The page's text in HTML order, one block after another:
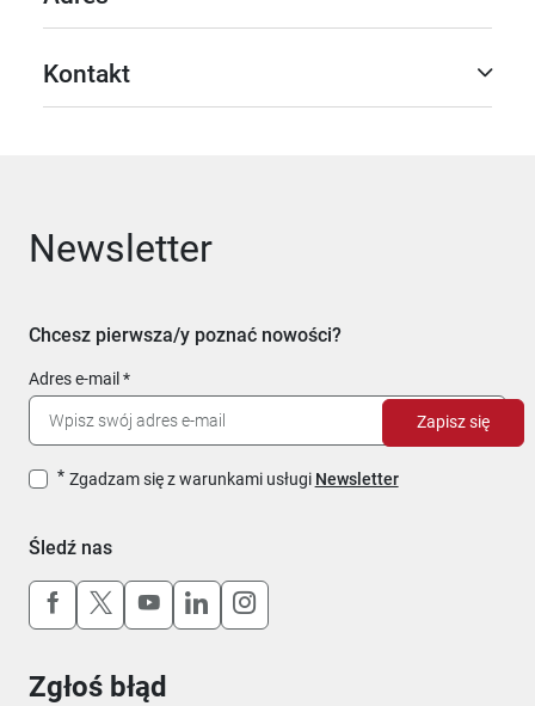
Kontakt
Newsletter
Chcesz pierwsza/y poznać nowości?
Adres e-mail
Zgadzam się z warunkami usługi Newsletter
Zapisz się
Śledź nas
Uwaga, link otworzy się w nowym oknie
Uwaga, link otworzy się w nowym oknie
Uwaga, link otworzy się w nowym
Uwaga, link otworzy się w
Uwaga, link otworzy się w
Zgłoś błąd